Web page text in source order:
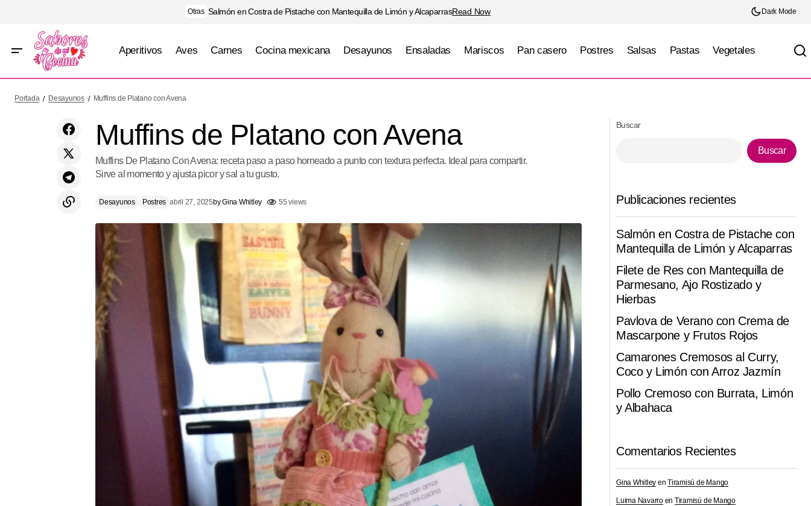
Otras Salmón en Costra de Pistache con Mantequilla de Limón y AlcaparrasRead Now Dark Mode
Aperitivos Aves Carnes Cocina mexicana Desayunos Ensaladas Mariscos Pan casero Postres Salsas Pastas Vegetales
Rollitos de Col rellenos al eneldo
Portada Desayunos Muffins de Platano con Avena
Muffins de Platano con Avena
Muffins De Platano Con Avena: receta paso a paso horneado a punto con textura perfecta. Ideal para compartir.
Sirve al momento y ajusta picor y sal a tu gusto.
Desayunos Postres abril 27, 2025byGina Whitley 55 views
Buscar
Buscar
Publicaciones recientes
Salmón en Costra de Pistache con
Mantequilla de Limón y Alcaparras
Filete de Res con Mantequilla de
Parmesano, Ajo Rostizado y
Hierbas
Pavlova de Verano con Crema de
Mascarpone y Frutos Rojos
Camarones Cremosos al Curry,
Coco y Limón con Arroz Jazmín
Pollo Cremoso con Burrata, Limón
y Albahaca
Comentarios Recientes
Gina Whitley enTiramisú de Mango
Luima Navarroen Tiramisú de Mango